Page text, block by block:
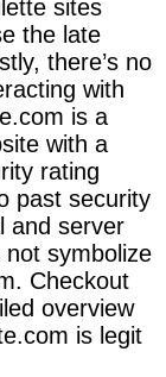
sites
the late
there’s no
with
is a
with a
rating
past security
and server
symbolize
Checkout
overview
is legit